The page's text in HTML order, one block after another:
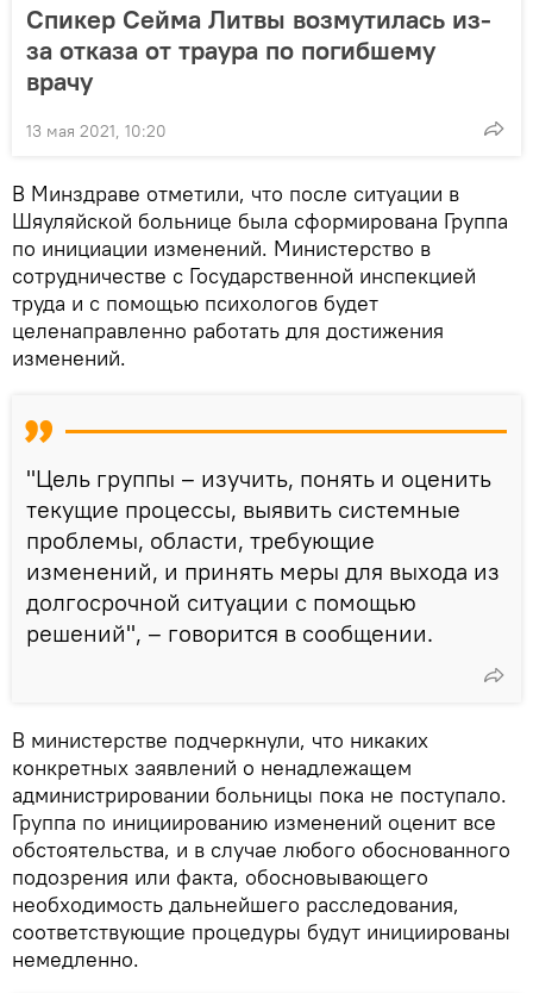
Спикер Сейма Литвы возмутилась из-
за отказа от траура по погибшему
врачу
13 мая 2021, 10:20
В Минздраве отметили, что после ситуации в
Шяуляйской больнице была сформирована Группа
по инициации изменений. Министерство в
сотрудничестве с Государственной инспекцией
труда и с помощью психологов будет
целенаправленно работать для достижения
изменений.
"Цель группы – изучить, понять и оценить
текущие процессы, выявить системные
проблемы, области, требующие
изменений, и принять меры для выхода из
долгосрочной ситуации с помощью
решений", – говорится в сообщении.
В министерстве подчеркнули, что никаких
конкретных заявлений о ненадлежащем
администрировании больницы пока не поступало.
Группа по инициированию изменений оценит все
обстоятельства, и в случае любого обоснованного
подозрения или факта, обосновывающего
необходимость дальнейшего расследования,
соответствующие процедуры будут инициированы
немедленно.